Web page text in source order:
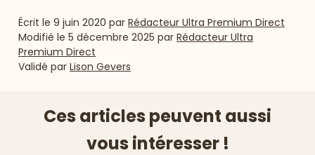
Écrit le 9 juin 2020 par Rédacteur Ultra Premium Direct
Modifié le 5 décembre 2025 par Rédacteur Ultra
Premium Direct
Validé par Lison Gevers
Ces articles peuvent aussi
vous intéresser !